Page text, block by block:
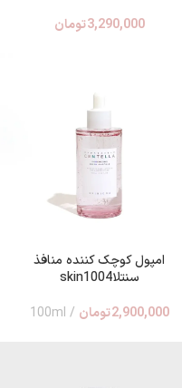
3,290,000تومان
امپول کوچک کننده منافذ
سنتلاskin1004
2,900,000تومان 100ml